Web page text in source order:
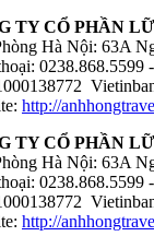
TY CỔ PHẦN
Hà Nội: 63A
0238.868.5599
http://
TY CỔ PHẦN
Hà Nội: 63A
0238.868.5599
http://